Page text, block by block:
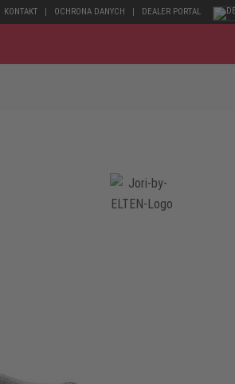
KONTAKT OCHRONA DANYCH DEALER PORTAL